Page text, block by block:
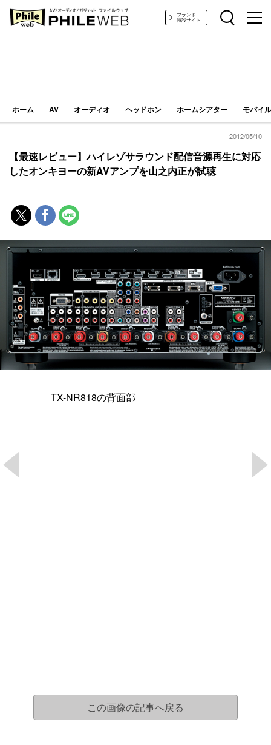
PHILE WEB｜AV/オーディオ/ガジェットブランド
特設サイト
ホーム AV オーディオ ヘッドホン ホームシアター モバイ
2012/05/10
【最速レビュー】ハイレゾサラウンド配信音源再生に対応
したオンキヨーの新AVアンプを山之内正が試聴
TX-NR818の背面部
この画像の記事へ戻る